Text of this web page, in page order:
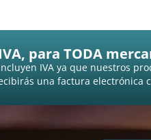
para TODA
IVA ya que nuestros
una factura electrónica